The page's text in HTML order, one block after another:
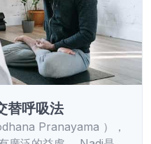
替呼吸法
Pranayama ），